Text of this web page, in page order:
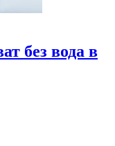
без вода в